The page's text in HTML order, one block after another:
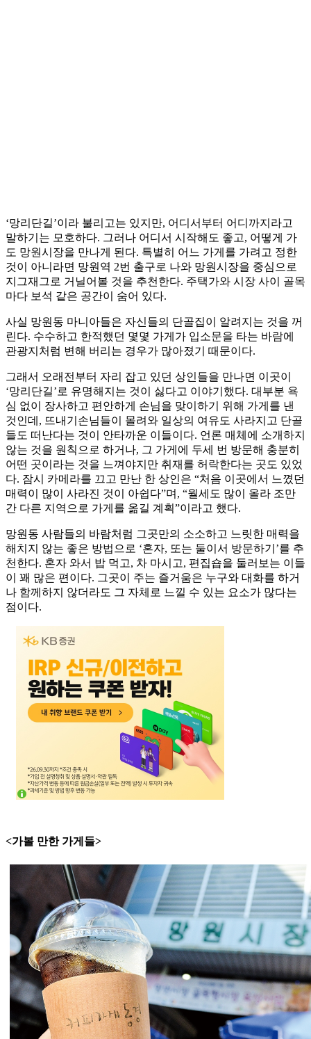
‘망리단길’이라 불리고는 있지만, 어디서부터 어디까지라고
말하기는 모호하다. 그러나 어디서 시작해도 좋고, 어떻게 가
도 망원시장을 만나게 된다. 특별히 어느 가게를 가려고 정한
것이 아니라면 망원역 2번 출구로 나와 망원시장을 중심으로
지그재그로 거닐어볼 것을 추천한다. 주택가와 시장 사이 골목
마다 보석 같은 공간이 숨어 있다.
사실 망원동 마니아들은 자신들의 단골집이 알려지는 것을 꺼
린다. 수수하고 한적했던 몇몇 가게가 입소문을 타는 바람에
관광지처럼 변해 버리는 경우가 많아졌기 때문이다.
그래서 오래전부터 자리 잡고 있던 상인들을 만나면 이곳이
‘망리단길’로 유명해지는 것이 싫다고 이야기했다. 대부분 욕
심 없이 장사하고 편안하게 손님을 맞이하기 위해 가게를 낸
것인데, 뜨내기손님들이 몰려와 일상의 여유도 사라지고 단골
들도 떠난다는 것이 안타까운 이들이다. 언론 매체에 소개하지
않는 것을 원칙으로 하거나, 그 가게에 두세 번 방문해 충분히
어떤 곳이라는 것을 느껴야지만 취재를 허락한다는 곳도 있었
다. 잠시 카메라를 끄고 만난 한 상인은 “처음 이곳에서 느꼈던
매력이 많이 사라진 것이 아쉽다”며, “월세도 많이 올라 조만
간 다른 지역으로 가게를 옮길 계획”이라고 했다.
망원동 사람들의 바람처럼 그곳만의 소소하고 느릿한 매력을
해치지 않는 좋은 방법으로 ‘혼자, 또는 둘이서 방문하기’를 추
천한다. 혼자 와서 밥 먹고, 차 마시고, 편집숍을 둘러보는 이들
이 꽤 많은 편이다. 그곳이 주는 즐거움은 누구와 대화를 하거
나 함께하지 않더라도 그 자체로 느낄 수 있는 요소가 많다는
점이다.
<가볼 만한 가게들>